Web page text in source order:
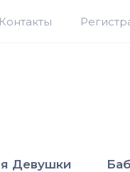
Контакты
Девушки